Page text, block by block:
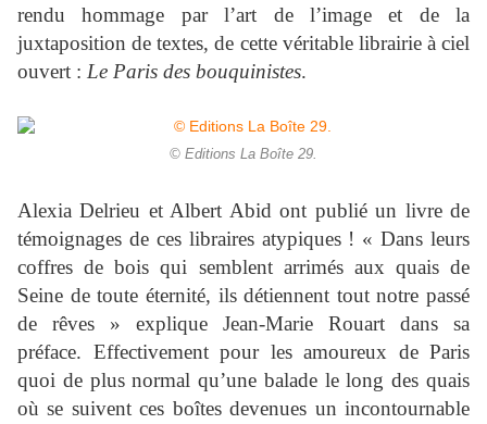
rendu hommage par l’art de l’image et de la
juxtaposition de textes, de cette véritable librairie à ciel
ouvert : Le Paris des bouquinistes.
© Editions La Boîte 29.
Alexia Delrieu et Albert Abid ont publié un livre de
témoignages de ces libraires atypiques ! « Dans leurs
coffres de bois qui semblent arrimés aux quais de
Seine de toute éternité, ils détiennent tout notre passé
de rêves » explique Jean-Marie Rouart dans sa
préface. Effectivement pour les amoureux de Paris
quoi de plus normal qu’une balade le long des quais
où se suivent ces boîtes devenues un incontournable